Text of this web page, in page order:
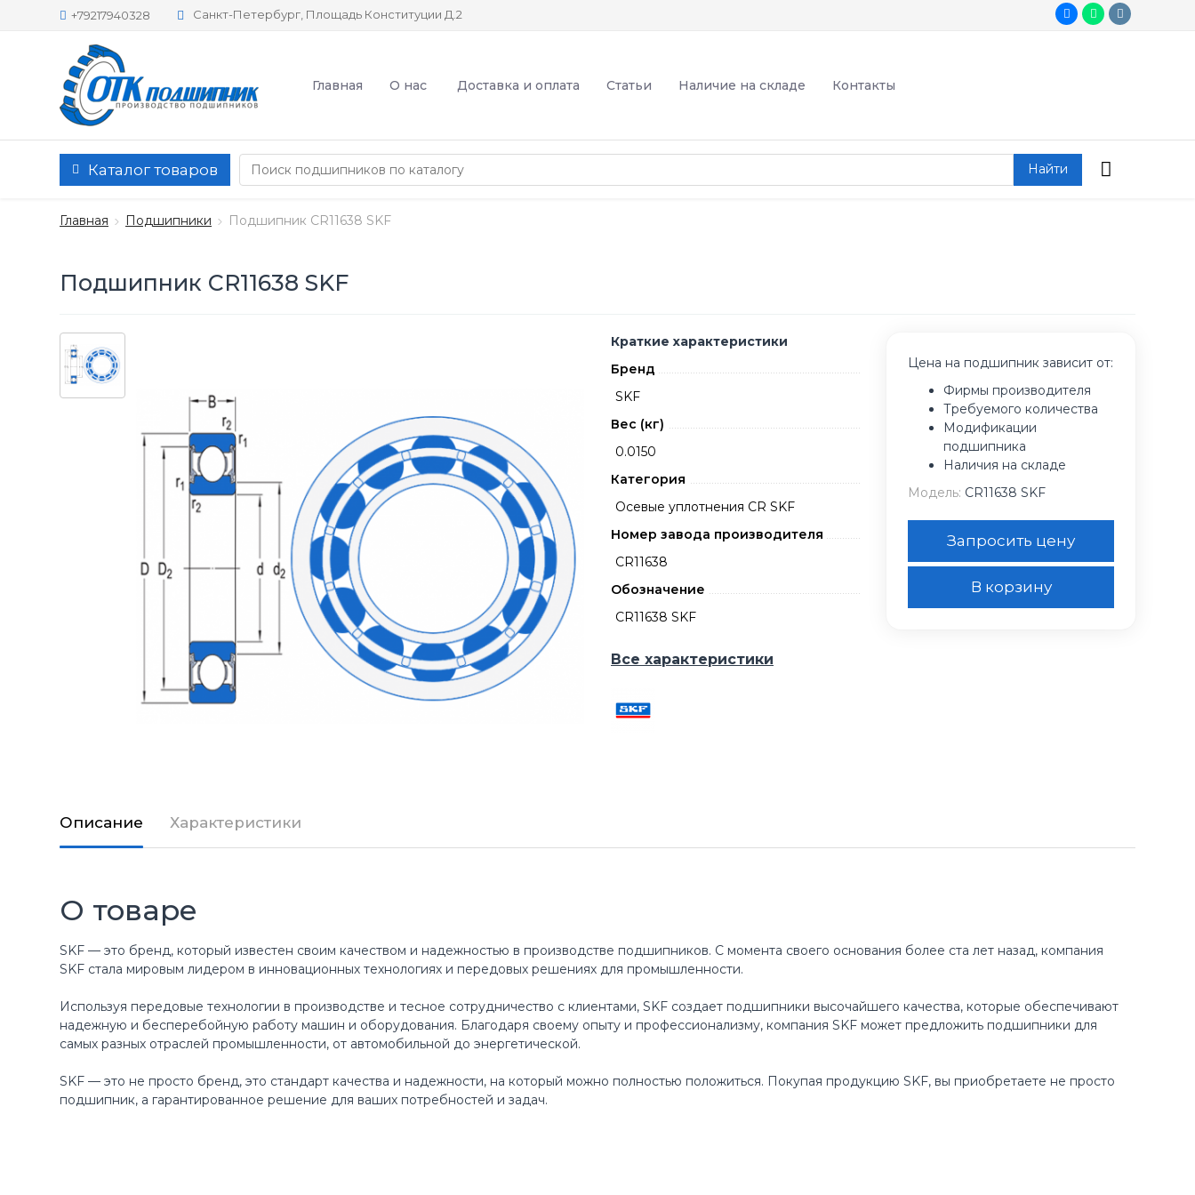
+79217940328 Санкт-Петербург, Площадь Конституции Д.2
Главная О нас Доставка и оплата Статьи Наличие на складе Контакты
Каталог товаров Найти
Главная Подшипники Подшипник CR11638 SKF
Подшипник CR11638 SKF
Краткие характеристики
Бренд
SKF
Вес (кг)
0.0150
Категория
Осевые уплотнения CR SKF
Номер завода производителя
CR11638
Обозначение
CR11638 SKF
Все характеристики
Цена на подшипник зависит от:
Фирмы производителя
Требуемого количества
Модификации
подшипника
Наличия на складе
Модель: CR11638 SKF
Запросить цену
В корзину
Описание Характеристики
О товаре
SKF — это бренд, который известен своим качеством и надежностью в производстве подшипников. С момента своего основания более ста лет назад, компания
SKF стала мировым лидером в инновационных технологиях и передовых решениях для промышленности.
Используя передовые технологии в производстве и тесное сотрудничество с клиентами, SKF создает подшипники высочайшего качества, которые обеспечивают
надежную и бесперебойную работу машин и оборудования. Благодаря своему опыту и профессионализму, компания SKF может предложить подшипники для
самых разных отраслей промышленности, от автомобильной до энергетической.
SKF — это не просто бренд, это стандарт качества и надежности, на который можно полностью положиться. Покупая продукцию SKF, вы приобретаете не просто
подшипник, а гарантированное решение для ваших потребностей и задач.